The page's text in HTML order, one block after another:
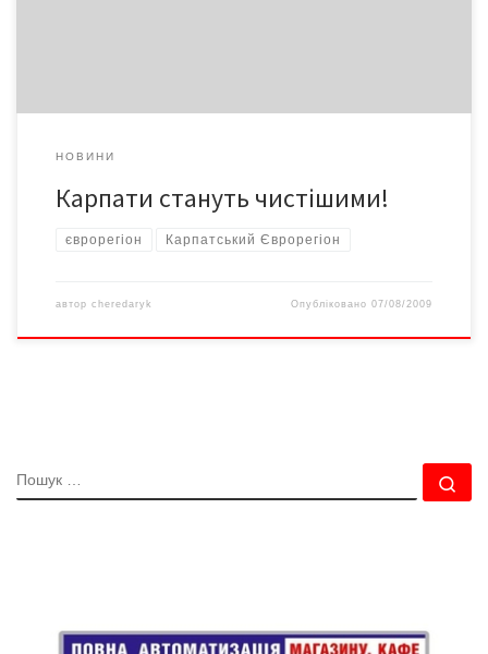
НОВИНИ
Карпати стануть чистішими!
єврорегіон Карпатський Єврорегіон
автор cheredaryk Опубліковано07/08/2009
ПОШУК